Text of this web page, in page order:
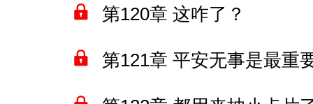
第120章 这咋了？
第121章 平安无事是最重